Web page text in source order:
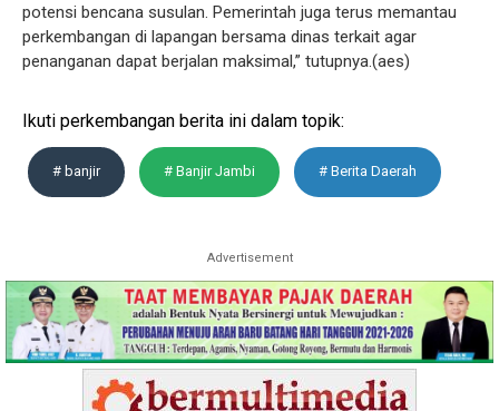
potensi bencana susulan. Pemerintah juga terus memantau
perkembangan di lapangan bersama dinas terkait agar
penanganan dapat berjalan maksimal,” tutupnya.(aes)
Ikuti perkembangan berita ini dalam topik:
# banjir # Banjir Jambi # Berita Daerah
Advertisement